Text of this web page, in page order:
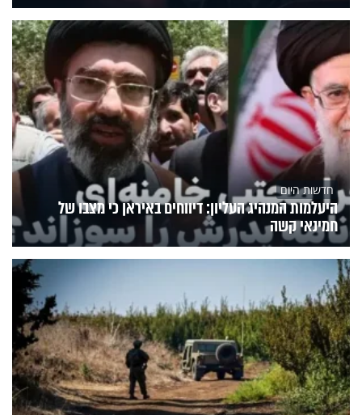
חדשות היום
היעלמות המנהיג העליון: דיווחים באיראן כי מצבו של
חמינאי קשה